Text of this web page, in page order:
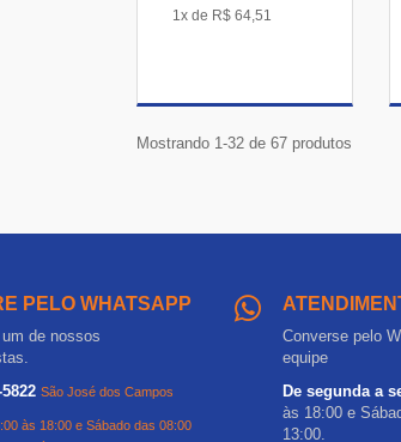
1x de R$ 64,51
Mostrando 1-32 de 67 produtos
PELO WHATSAPP
de nossos
São José dos Campos
às 18:00 e Sábado das 08:00
Converse pelo
equipe
De segunda a
às 18:00 e
13:00.